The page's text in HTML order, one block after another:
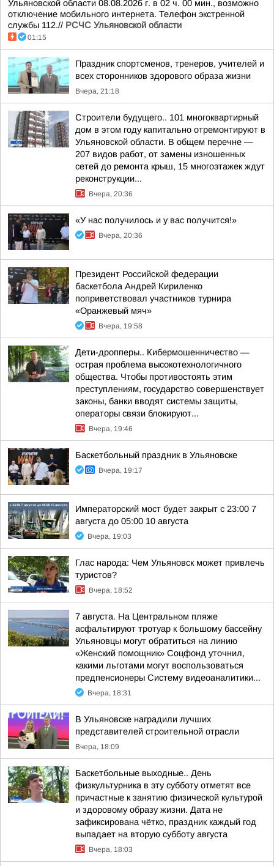
Ульяновской области 08.08.2026 г. в 02 ч. 00 мин., возможно
отключение мобильного интернета. Телефон экстренной
службы 112.// РСЧС Ульяновской области
01:15
Праздник спортсменов, тренеров, учителей и
всех сторонников здорового образа жизни
Вчера, 21:18
Строители будущего.. 101 многоквартирный
дом в этом году капитально отремонтируют в
Ульяновской области. В общем перечне —
207 видов работ, от замены изношенных
сетей до ремонта крыш, 15 многоэтажек ждут
реконструкции...
Вчера, 20:36
«У нас получилось и у вас получится!»
Вчера, 20:36
Президент Российской федерации
баскетбола Андрей Кириленко
поприветствовал участников турнира
«Оранжевый мяч»
Вчера, 19:58
Дети-дропперы.. Кибермошенничество —
острая проблема высокотехнологичного
общества. Чтобы противостоять этим
преступлениям, государство совершенствует
законы, банки вводят системы защиты,
операторы связи блокируют...
Вчера, 19:46
Баскетбольный праздник в Ульяновске
Вчера, 19:17
Императорский мост будет закрыт с 23:00 7
августа до 05:00 10 августа
Вчера, 19:03
Глас народа: Чем Ульяновск может привлечь
туристов?
Вчера, 18:52
7 августа. На Центральном пляже
асфальтируют тротуар к большому бассейну
Ульяновцы могут обратиться на линию
«Женский помощник» Соцфонд уточнил,
какими льготами могут воспользоваться
предпенсионеры Систему видеоаналитики...
Вчера, 18:31
В Ульяновске наградили лучших
представителей строительной отрасли
Вчера, 18:09
Баскетбольные выходные.. День
физкультурника в эту субботу отметят все
причастные к занятию физической культурой
и здоровому образу жизни. Дата не
зафиксирована чётко, праздник каждый год
выпадает на вторую субботу августа
Вчера, 18:03